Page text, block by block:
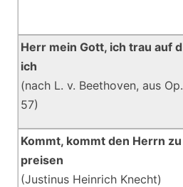
Herr mein Gott, ich trau auf d
ich
(nach L. v. Beethoven, aus Op.
57)
Kommt, kommt den Herrn zu
preisen
(Justinus Heinrich Knecht)